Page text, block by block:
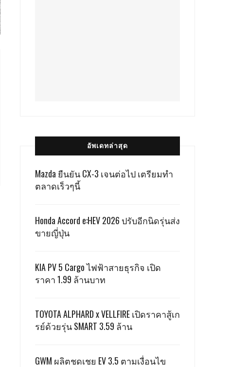
อัพเดทล่าสุด
Mazda ยืนยัน CX-3 เจนต่อไป เตรียมทำ
ตลาดเร็วๆนี้
Honda Accord e:HEV 2026 ปรับอีกนิดรุ่นส่ง
ขายญี่ปุ่น
KIA PV 5 Cargo ไฟฟ้าสายธุรกิจ เปิด
ราคา 1.99 ล้านบาท
TOYOTA ALPHARD x VELLFIRE เปิดราคาสู้เก
รย์ด้วยรุ่น SMART 3.59 ล้าน
GWM ผลิตชดเชย EV 3.5 ตามเงื่อนไข